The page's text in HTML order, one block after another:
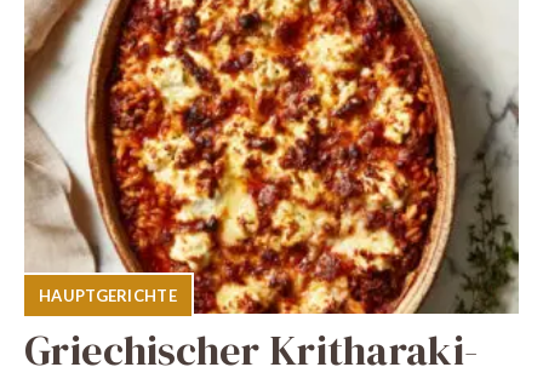
HAUPTGERICHTE
Griechischer Kritharaki-